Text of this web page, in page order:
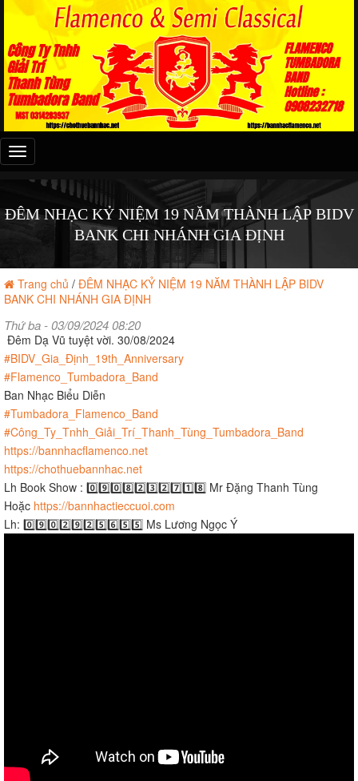
Đây
là
menu
ĐÊM NHẠC KỶ NIỆM 19 NĂM THÀNH LẬP BIDV
BANK CHI NHÁNH GIA ĐỊNH
Trang chủ / ĐÊM NHẠC KỶ NIỆM 19 NĂM THÀNH LẬP BIDV
BANK CHI NHÁNH GIA ĐỊNH
Thứ ba - 03/09/2024 08:20
Đêm Dạ Vũ tuyệt vời. 30/08/2024
#BIDV_Gia_Định_19th_Anniversary
#Flamenco_Tumbadora_Band
Ban Nhạc Biểu Diễn
#Tumbadora_Flamenco_Band
#Công_Ty_Tnhh_Giải_Trí_Thanh_Tùng_Tumbadora_Band
https://bannhacflamenco.net
https://chothuebannhac.net
Lh Book Show : 0️⃣9️⃣0️⃣8️⃣2️⃣3️⃣2️⃣7️⃣1️⃣8️⃣ Mr Đặng Thanh Tùng
Hoặc https://bannhactieccuoi.com​​​
Lh: 0️⃣9️⃣0️⃣2️⃣9️⃣2️⃣5️⃣6️⃣5️⃣5️⃣ Ms Lương Ngọc Ý